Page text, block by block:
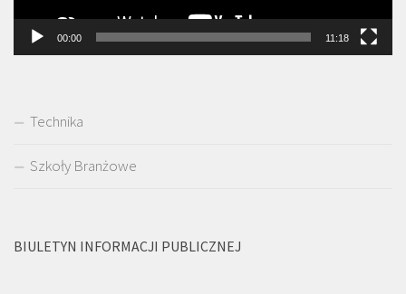
00:00 11:18
Technika
Szkoły Branżowe
BIULETYN INFORMACJI PUBLICZNEJ